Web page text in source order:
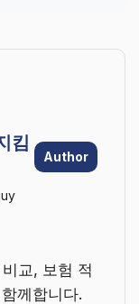
킴
Author
교, 보험 적
께합니다.